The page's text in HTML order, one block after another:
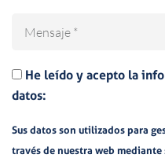
He leído y acepto la
datos:
Sus datos son utilizados para
través de nuestra web